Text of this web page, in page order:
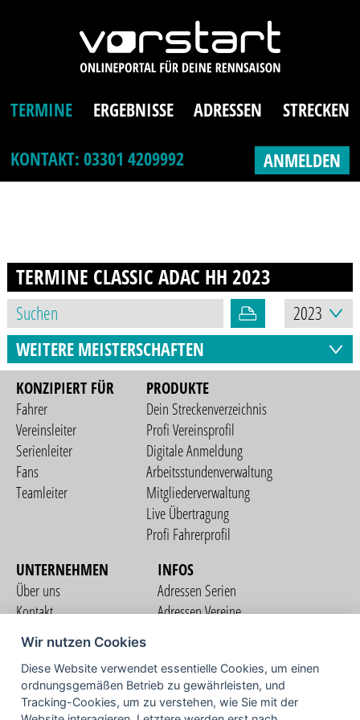
TERMINE ERGEBNISSE ADRESSEN
STRECKEN
KONTAKT: 03301 4209992
ANMELDEN
TERMINE CLASSIC ADAC HH 2023
WEITERE MEISTERSCHAFTEN
KONZIPIERT FÜR
Fahrer
Vereinsleiter
Serienleiter
Fans
Teamleiter
PRODUKTE
Dein Streckenverzeichnis
Profi Vereinsprofil
Digitale Anmeldung
Arbeitsstundenverwaltung
Mitgliederverwaltung
Live Übertragung
Profi Fahrerprofil
UNTERNEHMEN
Über uns
Kontakt
Nutzungsbedingungen
Datenschutzerklärung
Impressum
INFOS
Adressen Serien
Adressen Vereine
COMMUNITY
Wir nutzen Cookies
Diese Website verwendet essentielle Cookies, um einen
ordnungsgemäßen Betrieb zu gewährleisten, und
Tracking-Cookies, um zu verstehen, wie Sie mit der